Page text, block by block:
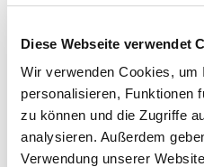
Diese Webseite verwendet
Wir verwenden Cookies, um
personalisieren, Funktionen
zu können und die Zugriffe
analysieren. Außerdem
Verwendung unserer
Information about
Contact:
Udo Witschas
Am Dorfanger 43
02999 Lohsa OT